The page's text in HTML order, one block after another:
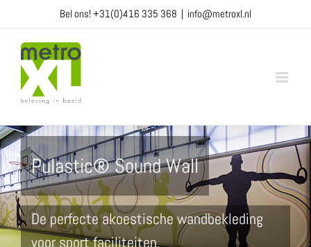
Bel ons!+31(0)416 335 368 | info@metroxl.nl